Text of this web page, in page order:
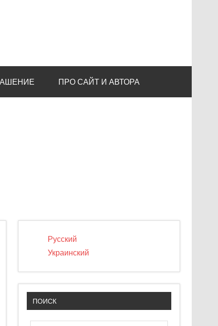
ПРО САЙТ И АВТОРА
Русский
Украинский
ПОИСК